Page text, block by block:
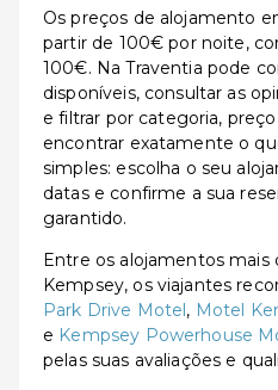
Os preços de alojamento
partir de 100€ por noite,
100€. Na Traventia pode
disponíveis, consultar as
e filtrar por categoria,
encontrar exatamente o
simples: escolha o seu
datas e confirme a sua
garantido.
Entre os alojamentos mais
Kempsey, os viajantes
Park Drive Motel, Motel
e Kempsey Powerhouse
pelas suas avaliações e